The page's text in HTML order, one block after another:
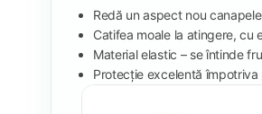
Redă un aspect nou
Catifea moale la atingere, cu
Material elastic – se întinde
Protecție excelentă împotriva